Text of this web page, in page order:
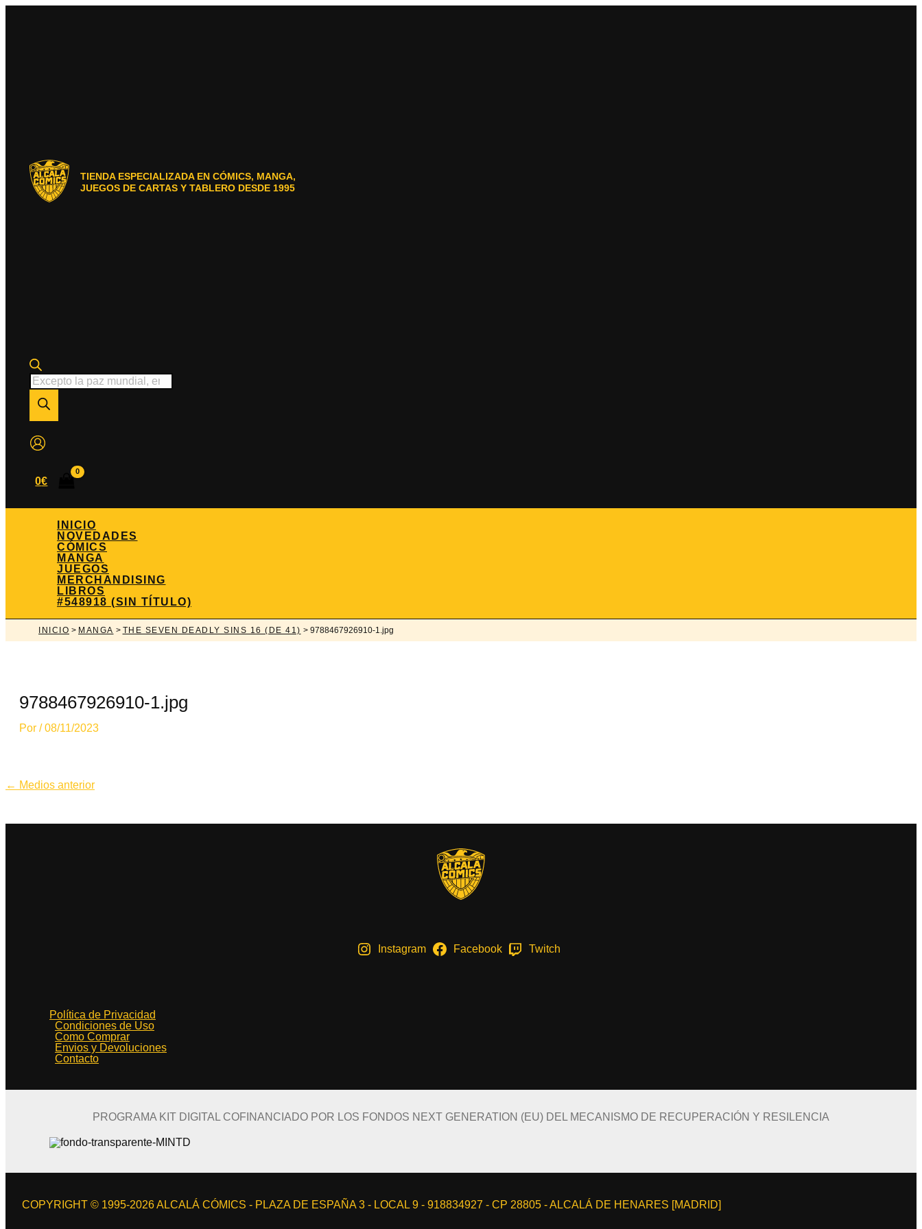
TIENDA ESPECIALIZADA EN CÓMICS, MANGA,
JUEGOS DE CARTAS Y TABLERO DESDE 1995
Búsqueda
de
productos
0€
INICIO
NOVEDADES
CÓMICS
MANGA
JUEGOS
MERCHANDISING
LIBROS
#548918 (SIN TÍTULO)
INICIO > MANGA > THE SEVEN DEADLY SINS 16 (DE 41) > 9788467926910-1.jpg
9788467926910-1.jpg
Por /08/11/2023
Navegación
← Medios anterior
Instagram Facebook Twitch
Política de Privacidad
Condiciones de Uso
Como Comprar
Envios y Devoluciones
Contacto
PROGRAMA KIT DIGITAL COFINANCIADO POR LOS FONDOS NEXT GENERATION (EU) DEL MECANISMO DE RECUPERACIÓN Y RESILENCIA
COPYRIGHT © 1995-2026 ALCALÁ CÓMICS - PLAZA DE ESPAÑA 3 - LOCAL 9 - 918834927 - CP 28805 - ALCALÁ DE HENARES [MADRID]